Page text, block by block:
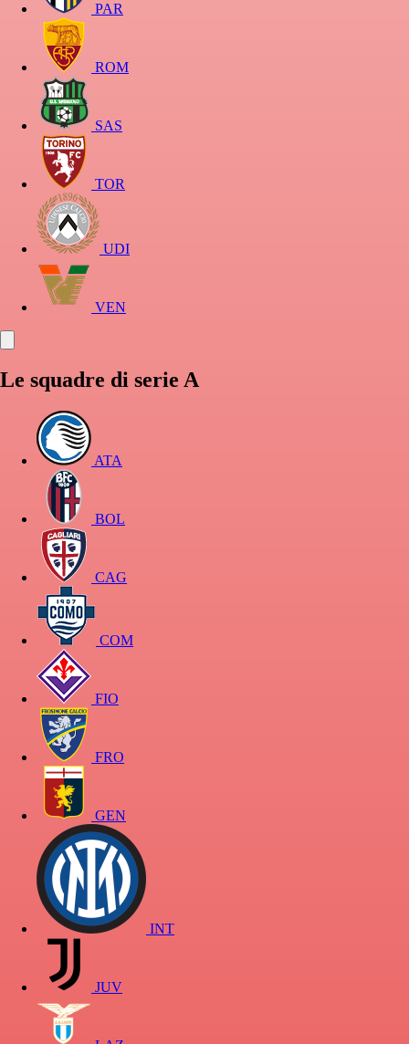
PAR
ROM
SAS
TOR
UDI
VEN
Le squadre di serie A
ATA
BOL
CAG
COM
FIO
FRO
GEN
INT
JUV